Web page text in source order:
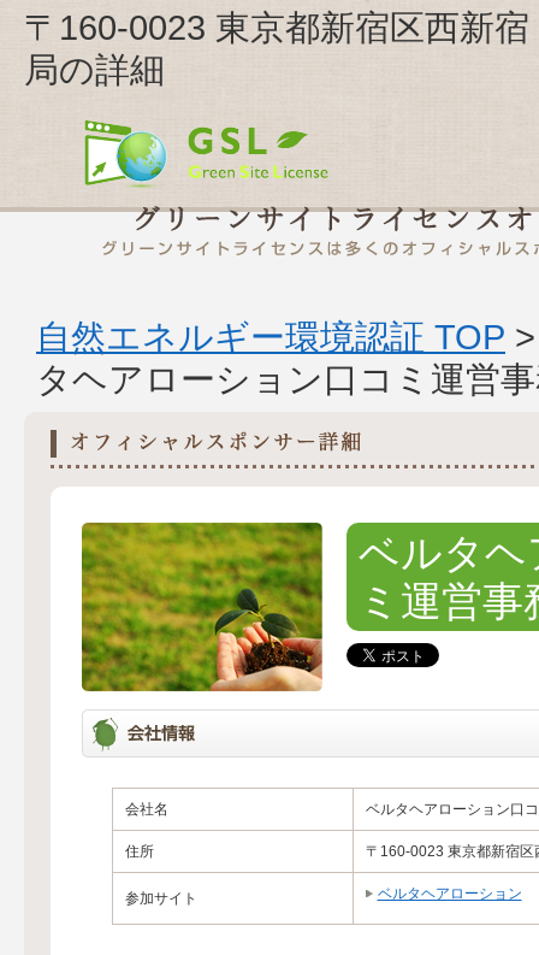
〒160-0023 東京都新宿区西新
局の詳細
自然エネルギー環境認証 TOP
タヘアローション口コミ運営
ベルタヘ
ミ運営事
会社名 ベルタヘアローション口
住所 〒160-0023 東京都新宿区
参加サイト ベルタヘアローション